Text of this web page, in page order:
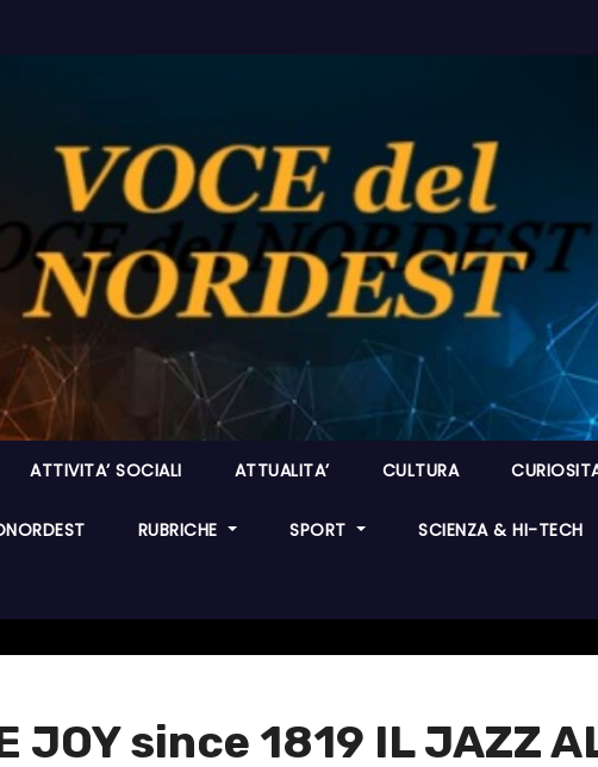
ATTIVITA’ SOCIALI ATTUALITA’ CULTURA
RUBRICHE SPORT SCIENZA & HI-TECH
JOY since 1819 IL JAZZ